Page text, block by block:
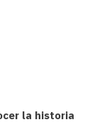
la historia